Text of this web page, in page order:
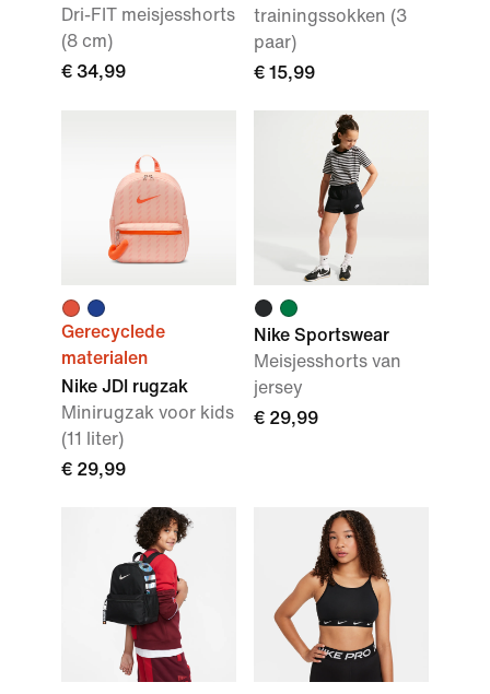
Dri-FIT meisjesshorts
(8 cm)
€ 34,99
trainingssokken (3
paar)
€ 15,99
Gerecyclede
materialen
Nike JDI rugzak
Minirugzak voor kids
(11 liter)
€ 29,99
Nike Sportswear
Meisjesshorts van
jersey
€ 29,99